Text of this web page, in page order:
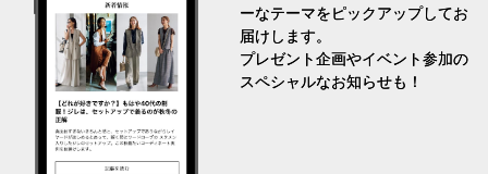
ーなテーマをピックアップしてお
届けします。
プレゼント企画やイベント参加の
スペシャルなお知らせも！